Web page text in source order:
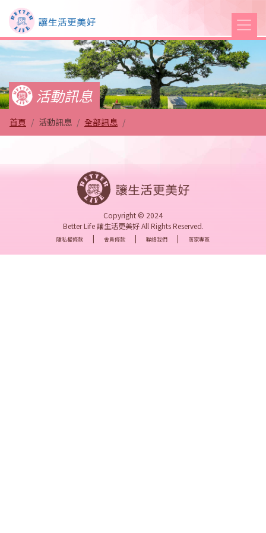
Better Life 讓生活更美
活動訊息
首頁 活動訊息 全部訊息
Copyright © 2024
Better Life 讓生活更美好 All Rights Reserved.
隱私權條款 | 會員條款 | 聯絡我們 | 商家專區